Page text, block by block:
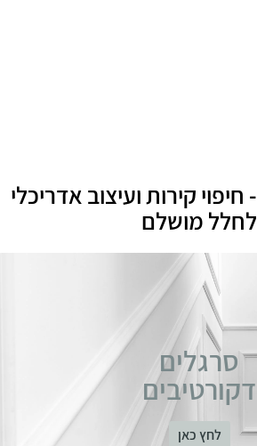
DECOR STAR - חיפוי קירות ועיצוב אדריכלי
לחלל מושלם
סרגלים
דקורטיבים
לחץ כאן